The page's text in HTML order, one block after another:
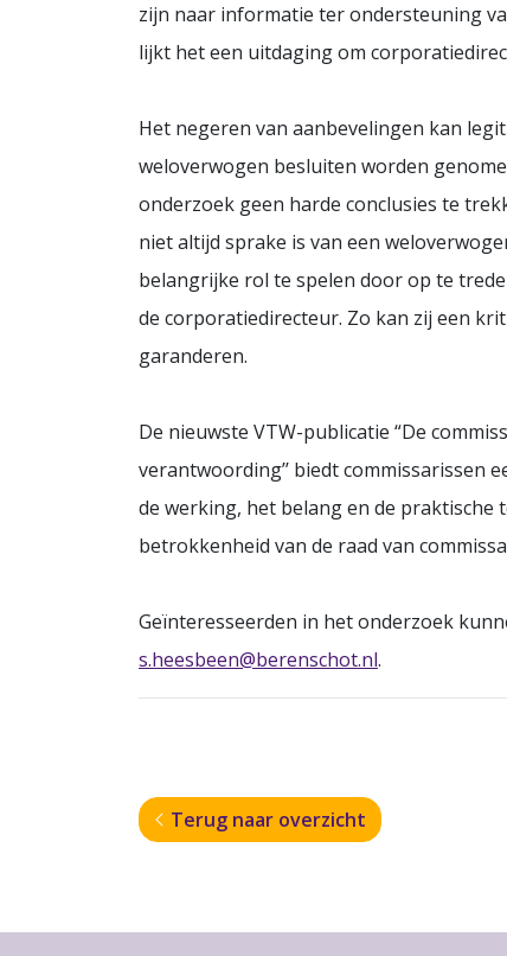
zijn naar informatie ter ondersteuning
lijkt het een uitdaging om
Het negeren van aanbevelingen kan
weloverwogen besluiten worden
onderzoek geen harde conclusies te
niet altijd sprake is van een
belangrijke rol te spelen door op te
de corporatiedirecteur. Zo kan zij een
garanderen.
De nieuwste VTW-publicatie “De
verantwoording’’ biedt commissarissen
de werking, het belang en de praktische
betrokkenheid van de raad van
Geïnteresseerden in het onderzoek
s.heesbeen@berenschot.nl.
Terug naar overzicht